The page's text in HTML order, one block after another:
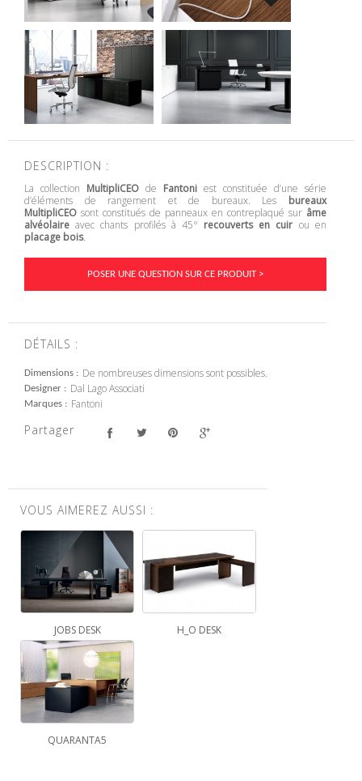
DESCRIPTION :
La collection MultipliCEOde Fantoniest constituée d’une série
d’éléments de rangement et de bureaux. Les bureaux
MultipliCEO sont constitués de panneaux en contreplaqué surâme
alvéolaire avec chants profilés à 45° recouverts en cuir ou en
placage bois.
POSER UNE QUESTION SUR CE PRODUIT >
DÉTAILS :
Dimensions De nombreuses dimensions sont possibles.
Designer Dal Lago Associati
Marques Fantoni
Partager
VOUS AIMEREZ AUSSI :
JOBS DESK H_O DESK
QUARANTA5